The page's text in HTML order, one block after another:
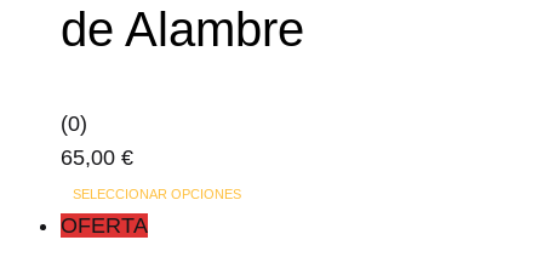
Las
en
de Alambre
(0)
65,00 €
SELECCIONAR OPCIONESEste
OFERTA